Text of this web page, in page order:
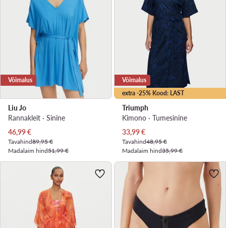
Võimalus
Liu Jo
Rannakleit · Sinine
Praegune hind
46,99€
Tavahind89,95 €
Madalaim hind51,99 €
extra -25% Kood: LAST
Võimalus
Triumph
Kimono · Tumesinine
Praegune hind
33,99€
Tavahind48,95 €
Madalaim hind35,99 €